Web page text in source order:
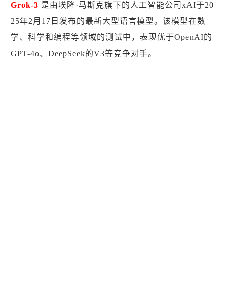
Grok-3 是由埃隆·马斯克旗下的人工智能公司xAI于20
25年2月17日发布的最新大型语言模型。该模型在数
学、科学和编程等领域的测试中，表现优于OpenAI的
GPT-4o、DeepSeek的V3等竞争对手。